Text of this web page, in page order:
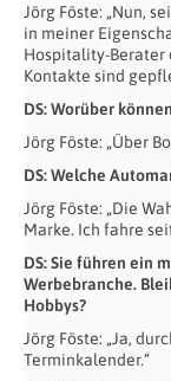
Jörg Föste: „Nun,
in meiner
Hospitality-Berater
Kontakte sind
DS: Worüber
Jörg Föste: „Über
DS: Welche
Jörg Föste: „Die
Marke. Ich fahre
DS: Sie führen ein
Werbebranche.
Hobbys?
Jörg Föste: „Ja,
Terminkalender.“